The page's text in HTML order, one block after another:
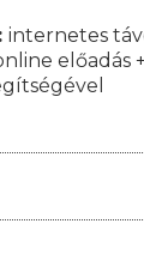
internetes
előadás